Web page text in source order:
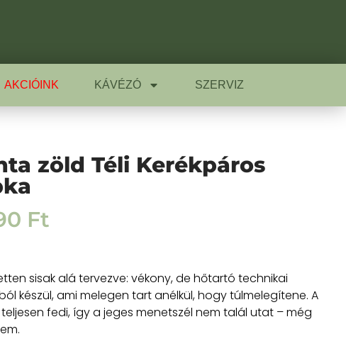
AKCIÓINK KÁVÉZÓ SZERVIZ
zöld Téli Kerékpáros
Ft
sisak alá tervezve: vékony, de hőtartó technikai
készül, ami melegen tart anélkül, hogy túlmelegítene. A
fedi, így a jeges menetszél nem talál utat – még